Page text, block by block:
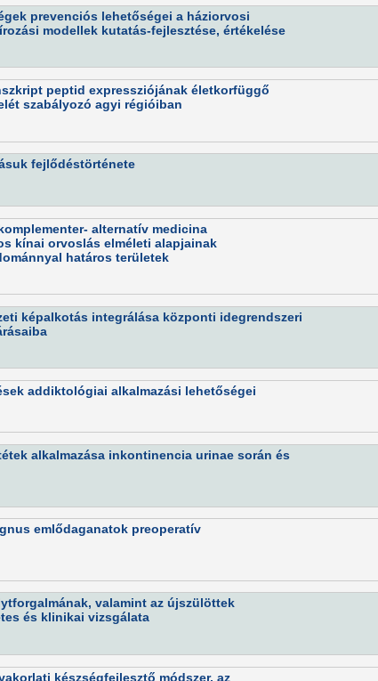
prevenciós lehetőségei a háziorvosi
modellek kutatás-fejlesztése, értékelése
peptid expressziójának életkorfüggő
szabályozó agyi régióiban
fejlődéstörténete
alternatív medicina
kínai orvoslás elméleti alapjainak
határos területek
képalkotás integrálása központi idegrendszeri
addiktológiai alkalmazási lehetőségei
alkalmazása inkontinencia urinae során és
emlődaganatok preoperatív
valamint az újszülöttek
és klinikai vizsgálata
készségfejlesztő módszer, az